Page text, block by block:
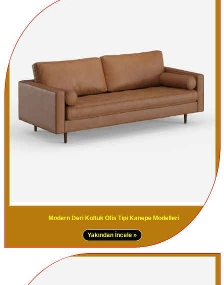
Modern Deri Koltuk Ofis Tipi Kanepe Modelleri
Yakından İncele »